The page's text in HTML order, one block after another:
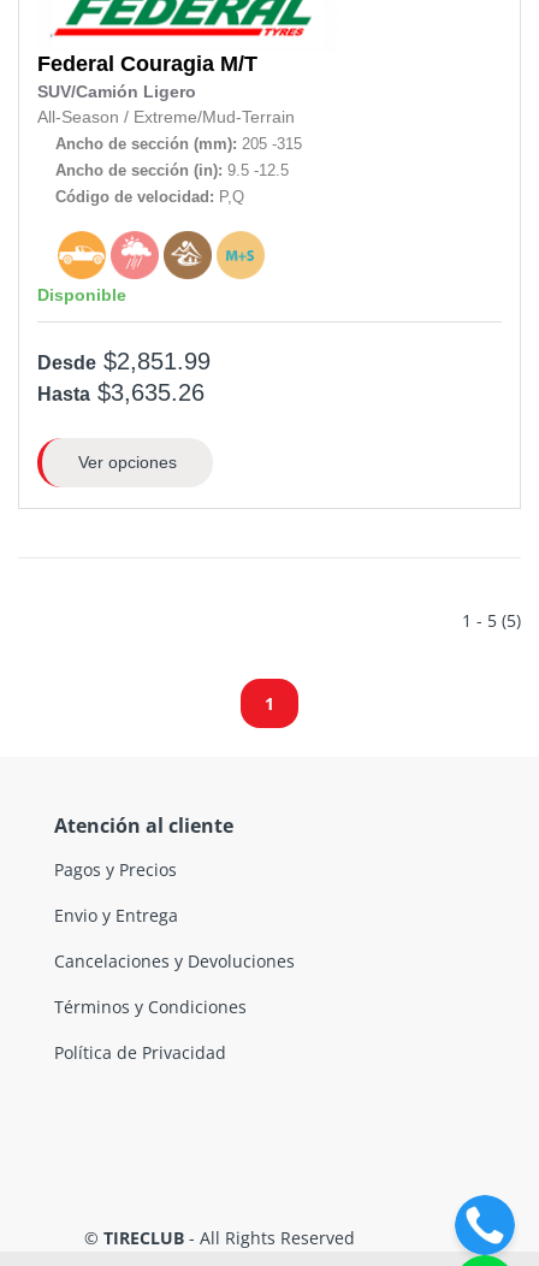
Federal Couragia M/T
SUV/Camión Ligero
All-Season / Extreme/Mud-Terrain
Ancho de sección (mm): 205 -315
Ancho de sección (in): 9.5 -12.5
Código de velocidad: P,Q
Disponible
Desde $2,851.99
Hasta $3,635.26
Ver opciones
1 - 5 (5)
1
Atención al cliente
Pagos y Precios
Envio y Entrega
Cancelaciones y Devoluciones
Términos y Condiciones
Política de Privacidad
© TIRECLUB - All Rights Reserved